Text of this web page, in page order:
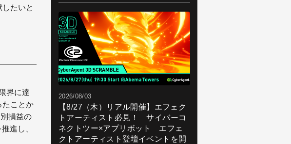
たいと
界に達
たことか
損益の
進し、
2026/08/03
【8/27（木）リアル開催】エフェク
トアーティスト必見！ サイバーコ
ネクトツー×アプリボット エフェ
クトアーティスト登壇イベントを開